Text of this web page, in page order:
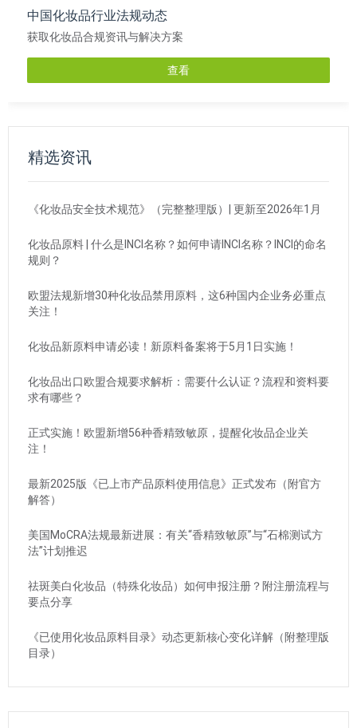
中国化妆品行业法规动态
获取化妆品合规资讯与解决方案
查看
精选资讯
《化妆品安全技术规范》（完整整理版）| 更新至2026年1月
化妆品原料 | 什么是INCI名称？如何申请INCI名称？INCI的命名
规则？
欧盟法规新增30种化妆品禁用原料，这6种国内企业务必重点
关注！
化妆品新原料申请必读！新原料备案将于5月1日实施！
化妆品出口欧盟合规要求解析：需要什么认证？流程和资料要
求有哪些？
正式实施！欧盟新增56种香精致敏原，提醒化妆品企业关
注！
最新2025版《已上市产品原料使用信息》正式发布（附官方
解答）
美国MoCRA法规最新进展：有关“香精致敏原”与“石棉测试方
法”计划推迟
祛斑美白化妆品（特殊化妆品）如何申报注册？附注册流程与
要点分享
《已使用化妆品原料目录》动态更新核心变化详解（附整理版
目录）